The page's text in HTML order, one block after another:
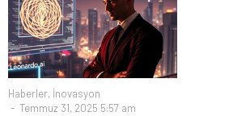
Haberler, İnovasyon
Temmuz 31, 2025 5:57 am